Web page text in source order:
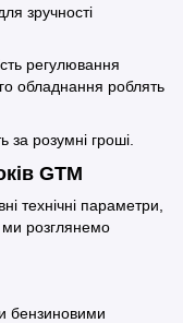
зручності
регулювання
обладнання роблять
за розумні гроші.
GTM
технічні параметри,
ми розглянемо
бензиновими